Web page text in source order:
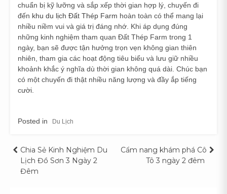
chuẩn bị kỹ lưỡng và sắp xếp thời gian hợp lý, chuyến đi
đến khu du lịch Đất Thép Farm hoàn toàn có thể mang lại
nhiều niềm vui và giá trị đáng nhớ. Khi áp dụng đúng
những kinh nghiệm tham quan Đất Thép Farm trong 1
ngày, bạn sẽ được tận hưởng trọn vẹn không gian thiên
nhiên, tham gia các hoạt động tiêu biểu và lưu giữ nhiều
khoảnh khắc ý nghĩa dù thời gian không quá dài. Chúc bạn
có một chuyến đi thật nhiều năng lượng và đầy ắp tiếng
cười.
Posted in Du Lịch
Điều
hướng
Chia Sẻ Kinh Nghiệm Du
Lịch Đồ Sơn 3 Ngày 2
Đêm
Cẩm nang khám phá Cô
Tô 3 ngày 2 đêm